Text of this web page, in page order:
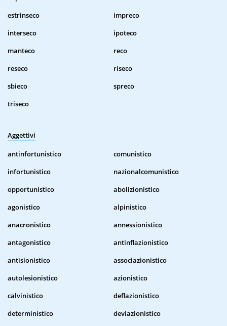
estrinseco
impreco
interseco
ipoteco
manteco
reco
reseco
riseco
sbieco
spreco
triseco
Aggettivi
antinfortunistico
comunistico
infortunistico
nazionalcomunistico
opportunistico
abolizionistico
agonistico
alpinistico
anacronistico
annessionistico
antagonistico
antinflazionistico
antisionistico
associazionistico
autolesionistico
azionistico
calvinistico
deflazionistico
deterministico
deviazionistico